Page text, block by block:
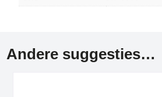
Andere suggesties…